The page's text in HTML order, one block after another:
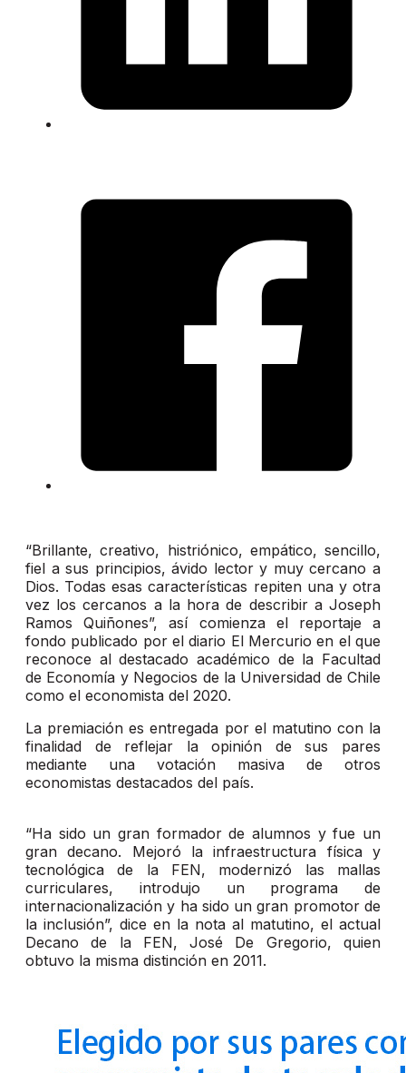
“Brillante, creativo, histriónico, empático, sencillo,
fiel a sus principios, ávido lector y muy cercano a
Dios. Todas esas características repiten una y otra
vez los cercanos a la hora de describir a Joseph
Ramos Quiñones”, así comienza el reportaje a
fondo publicado por el diario El Mercurio en el que
reconoce al destacado académico de la Facultad
de Economía y Negocios de la Universidad de Chile
como el economista del 2020.
La premiación es entregada por el matutino con la
finalidad de reflejar la opinión de sus pares
mediante una votación masiva de otros
economistas destacados del país.
“Ha sido un gran formador de alumnos y fue un
gran decano. Mejoró la infraestructura física y
tecnológica de la FEN, modernizó las mallas
curriculares, introdujo un programa de
internacionalización y ha sido un gran promotor de
la inclusión”, dice en la nota al matutino, el actual
Decano de la FEN, José De Gregorio, quien
obtuvo la misma distinción en 2011.